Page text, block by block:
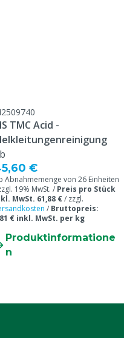
TMC Acid -
€
Abnahmemenge von 26 Einheiten
19% MwSt. / Preis pro Stück
MwSt. 61,88 €/ zzgl.
/ Bruttopreis:
€ inkl. MwSt. per kg
Produktinformatione
n